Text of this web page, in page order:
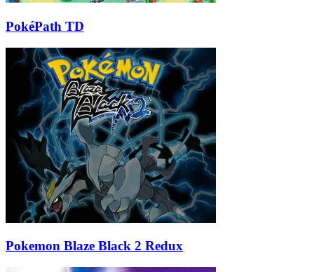
PokéPath TD
Pokemon Blaze Black 2 Redux